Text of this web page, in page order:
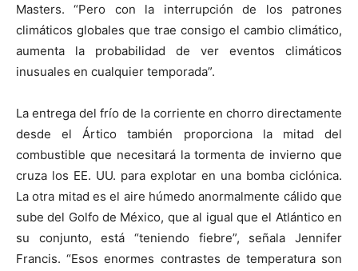
Masters. “Pero con la interrupción de los patrones
climáticos globales que trae consigo el cambio climático,
aumenta la probabilidad de ver eventos climáticos
inusuales en cualquier temporada”.
La entrega del frío de la corriente en chorro directamente
desde el Ártico también proporciona la mitad del
combustible que necesitará la tormenta de invierno que
cruza los EE. UU. para explotar en una bomba ciclónica.
La otra mitad es el aire húmedo anormalmente cálido que
sube del Golfo de México, que al igual que el Atlántico en
su conjunto, está “teniendo fiebre”, señala Jennifer
Francis. “Esos enormes contrastes de temperatura son